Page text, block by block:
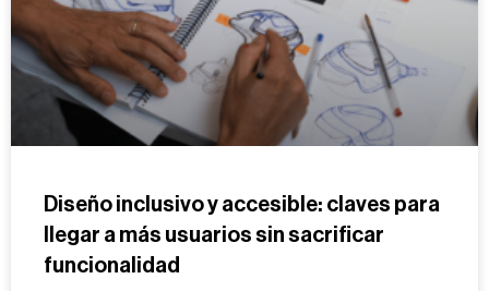
Diseño inclusivo y accesible: claves para
llegar a más usuarios sin sacrificar
funcionalidad